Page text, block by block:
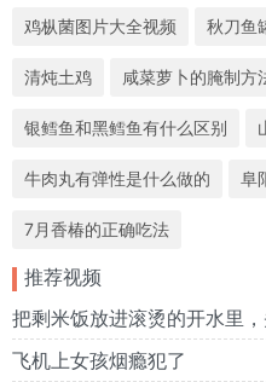
鸡枞菌图片大全视频 秋刀鱼
清炖土鸡 咸菜萝卜的腌制方
银鳕鱼和黑鳕鱼有什么区别
牛肉丸有弹性是什么做的 阜
7月香椿的正确吃法
推荐视频
飞机上女孩烟瘾犯了